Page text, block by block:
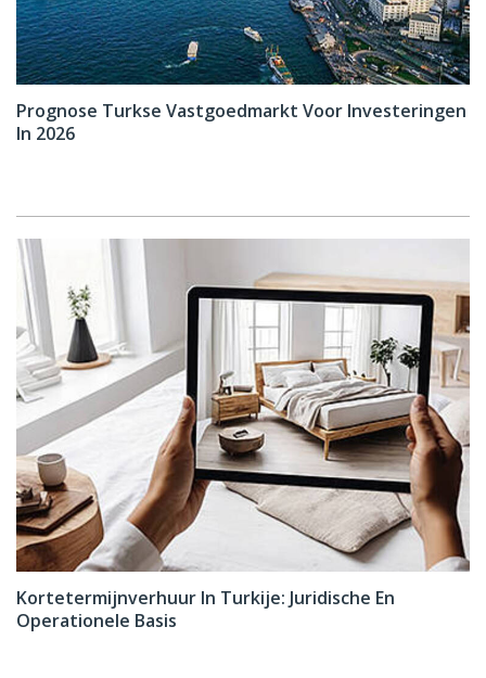
Prognose Turkse Vastgoedmarkt Voor Investeringen
In 2026
Kortetermijnverhuur In Turkije: Juridische En
Operationele Basis